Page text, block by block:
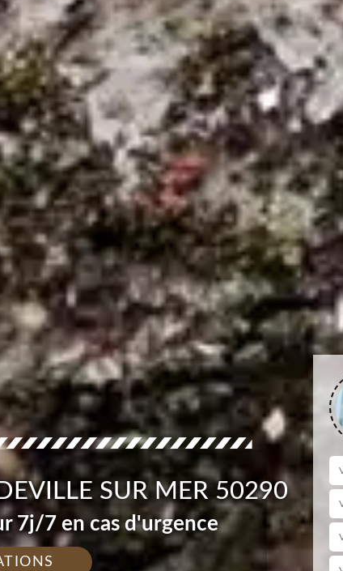
SUR MER 50290
7j/7 en cas d'urgence